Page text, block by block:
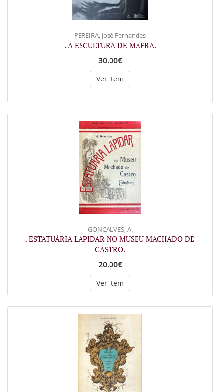
PEREIRA, José Fernandes
. A ESCULTURA DE MAFRA.
30.00€
Ver Item
GONÇALVES, A.
. ESTATUÁRIA LAPIDAR NO MUSEU MACHADO DE
CASTRO.
20.00€
Ver Item